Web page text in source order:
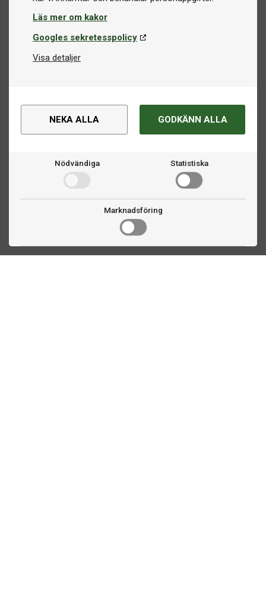
Läs mer om kakor
Googles sekretesspolicy
Visa detaljer
NEKA ALLA GODKÄNN ALLA
Nödvändiga Statistiska
Marknadsföring